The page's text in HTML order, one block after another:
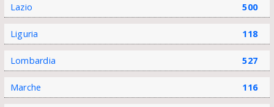
Lazio 500
Liguria 118
Lombardia 527
Marche 116